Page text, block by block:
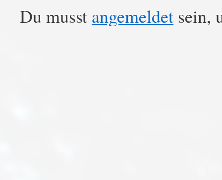
Du musst angemeldet sein,